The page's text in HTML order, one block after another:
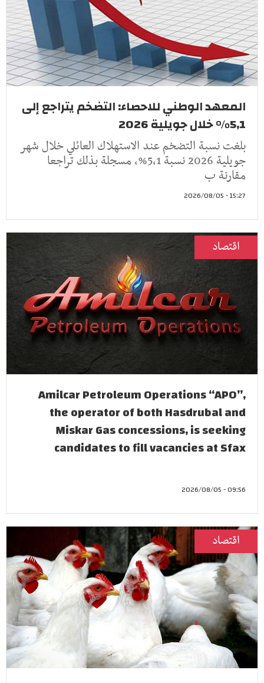
المعهد الوطني للاحصاء: التضخم يتراجع إلى
5,1% خلال جويلية 2026
بلغت نسبة التضخم عند الاستهلاك العائلي خلال شهر
جويلية 2026 نسبة 5,1%، مسجلة بذلك تراجعا
مقارنة ب
15:27 - 2026/08/05
اقتصاد
Amilcar Petroleum Operations “APO”,
the operator of both Hasdrubal and
Miskar Gas concessions, is seeking
candidates to fill vacancies at Sfax
09:56 - 2026/08/05
اقتصاد